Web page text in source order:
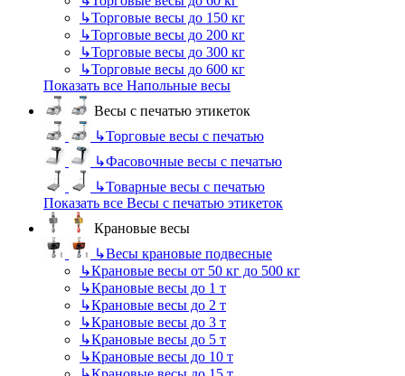
↳Торговые весы до 150 кг
↳Торговые весы до 200 кг
↳Торговые весы до 300 кг
↳Торговые весы до 600 кг
Показать все Напольные весы
Весы с печатью этикеток
↳Торговые весы с печатью
↳Фасовочные весы с печатью
↳Товарные весы с печатью
Показать все Весы с печатью этикеток
Крановые весы
↳Весы крановые подвесные
↳Крановые весы от 50 кг до 500 кг
↳Крановые весы до 1 т
↳Крановые весы до 2 т
↳Крановые весы до 3 т
↳Крановые весы до 5 т
↳Крановые весы до 10 т